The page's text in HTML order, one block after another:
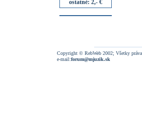
ostatné: 2,- €
Copyright © RebWeb 2002; Všetky práva
e-mail:forum@mjuzik.sk